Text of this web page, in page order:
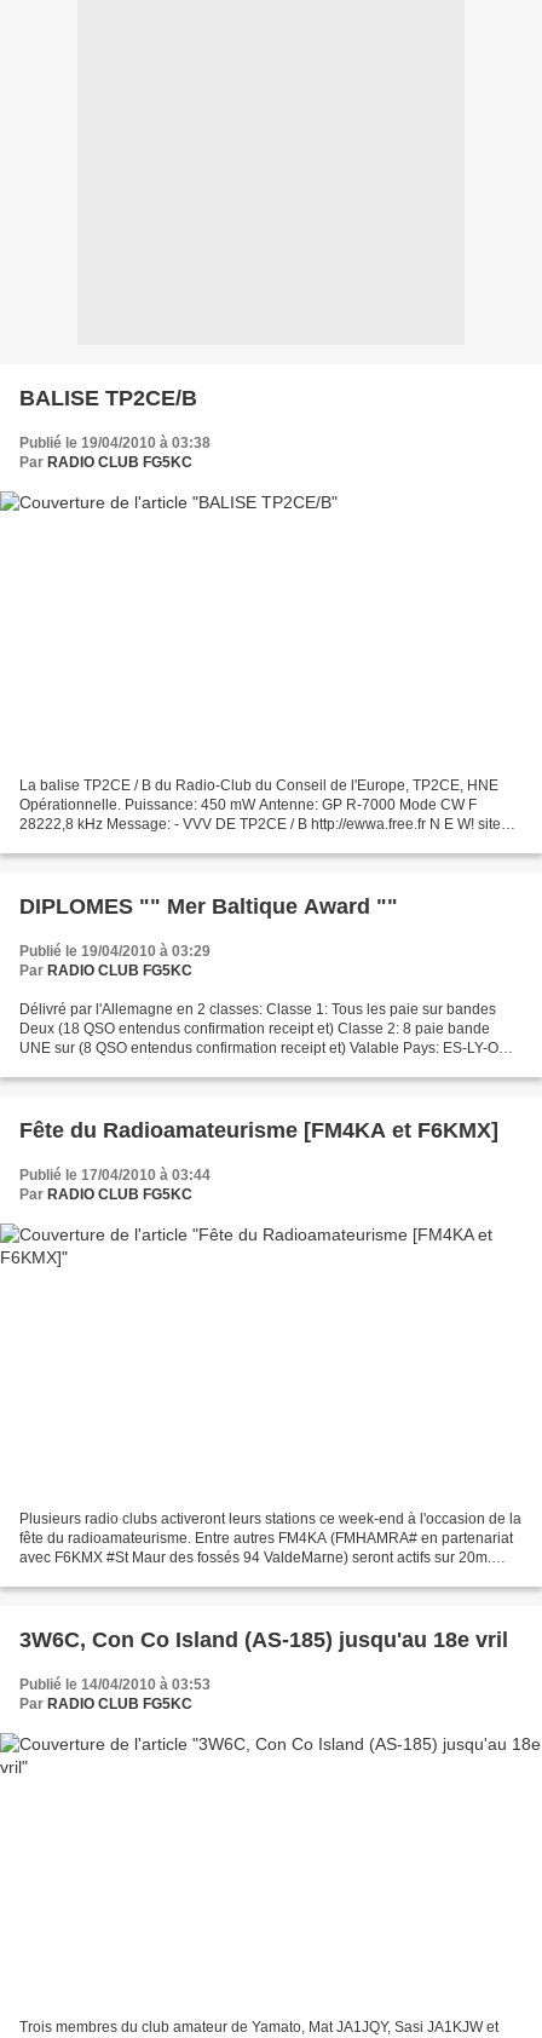
BALISE TP2CE/B
Publié le 19/04/2010 à 03:38
Par RADIO CLUB FG5KC
La balise TP2CE / B du Radio-Club du Conseil de l'Europe, TP2CE, HNE
Opérationnelle. Puissance: 450 mW Antenne: GP R-7000 Mode CW F
28222,8 kHz Message: - VVV DE TP2CE / B http://ewwa.free.fr N E W! site
DIPLOMES "" Mer Baltique Award ""
Publié le 19/04/2010 à 03:29
Par RADIO CLUB FG5KC
Délivré par l'Allemagne en 2 classes: Classe 1: Tous les paie sur bandes
Deux (18 QSO entendus confirmation receipt et) Classe 2: 8 paie bande
UNE sur (8 QSO entendus confirmation receipt et) Valable Pays: ES-LY-OH-
Fête du Radioamateurisme [FM4KA et F6KMX]
Publié le 17/04/2010 à 03:44
Par RADIO CLUB FG5KC
Plusieurs radio clubs activeront leurs stations ce week-end à l'occasion de la
fête du radioamateurisme. Entre autres FM4KA (FMHAMRA# en partenariat
avec F6KMX #St Maur des fossés 94 ValdeMarne) seront actifs sur 20m.
3W6C, Con Co Island (AS-185) jusqu'au 18e vril
Publié le 14/04/2010 à 03:53
Par RADIO CLUB FG5KC
Trois membres du club amateur de Yamato, Mat JA1JQY, Sasi JA1KJW et